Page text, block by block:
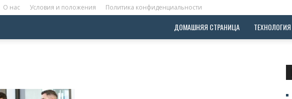
О нас Условия и положения Политика конфиденциальности
ДОМАШНЯЯ СТРАНИЦА ТЕХНОЛОГИЯ